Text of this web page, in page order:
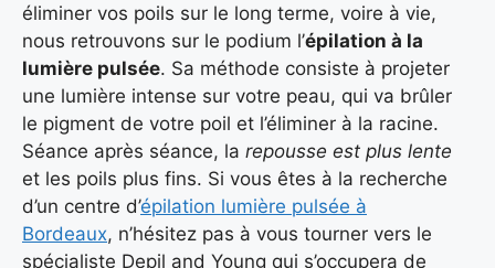
éliminer vos poils sur le long terme, voire à vie,
nous retrouvons sur le podium l’épilation à la
lumière pulsée. Sa méthode consiste à projeter
une lumière intense sur votre peau, qui va brûler
le pigment de votre poil et l’éliminer à la racine.
Séance après séance, la repousse est plus lente
et les poils plus fins. Si vous êtes à la recherche
d’un centre d’épilation lumière pulsée à
Bordeaux, n’hésitez pas à vous tourner vers le
spécialiste Depil and Young qui s’occupera de